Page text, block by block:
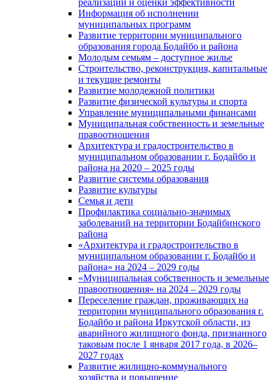
реализации и оценки эффективности
Информация об исполнении
муниципальных программ
Развитие территории муниципального
образования города Бодайбо и района
Молодым семьям – доступное жилье
Строительство, реконструкция, капитальные
и текущие ремонты
Развитие молодежной политики
Развитие физической культуры и спорта
Управление муниципальными финансами
Муниципальная собственность и земельные
правоотношения
Архитектура и градостроительство в
муниципальном образовании г. Бодайбо и
района на 2020 – 2025 годы
Развитие системы образования
Развитие культуры
Семья и дети
Профилактика социально-значимых
заболеваний на территории Бодайбинского
района
«Архитектура и градостроительство в
муниципальном образовании г. Бодайбо и
района» на 2024 – 2029 годы
«Муниципальная собственность и земельные
правоотношения» на 2024 – 2029 годы
Переселение граждан, проживающих на
территории муниципального образования г.
Бодайбо и района Иркутской области, из
аварийного жилищного фонда, признанного
таковым после 1 января 2017 года, в 2026–
2027 годах
Развитие жилищно-коммунального
хозяйства и повышение